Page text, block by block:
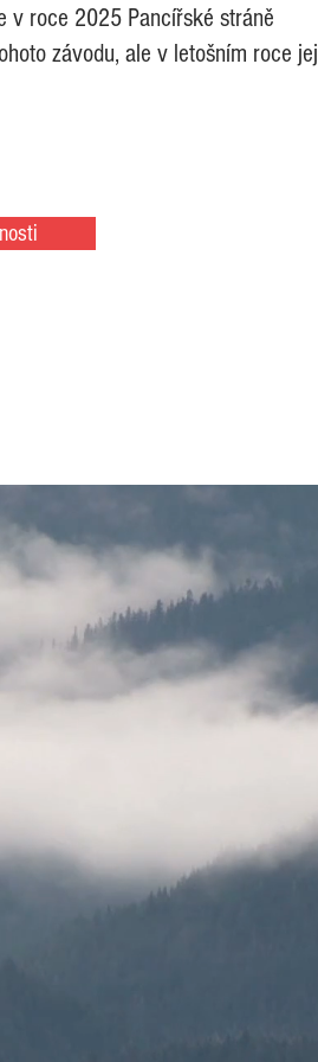
v roce 2025 Pancířské stráně
závodu, ale v letošním roce jej